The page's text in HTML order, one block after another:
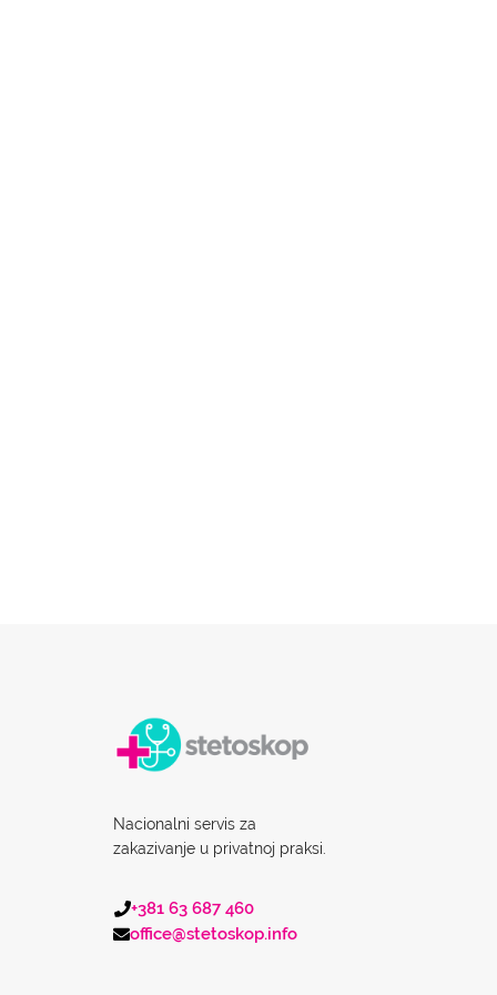
Nacionalni servis za
zakazivanje u privatnoj praksi.
+381 63 687 460
office@stetoskop.info